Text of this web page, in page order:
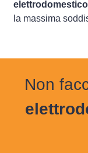
la massima
Non